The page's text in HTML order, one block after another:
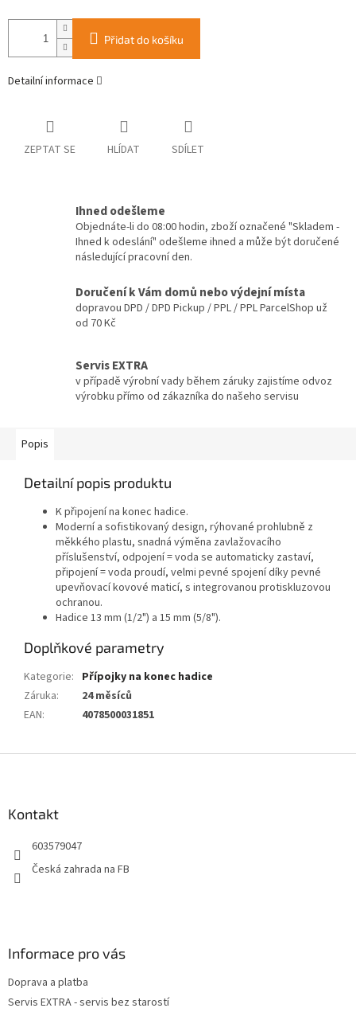
Přidat do košíku
Detailní informace
ZEPTAT SE HLÍDAT SDÍLET
Ihned odešleme
Objednáte-li do 08:00 hodin, zboží označené "Skladem -
Ihned k odeslání" odešleme ihned a může být doručené
následující pracovní den.
Doručení k Vám domů nebo výdejní místa
dopravou DPD / DPD Pickup / PPL / PPL ParcelShop už
od 70 Kč
Servis EXTRA
v případě výrobní vady během záruky zajistíme odvoz
výrobku přímo od zákazníka do našeho servisu
Popis
Detailní popis produktu
K připojení na konec hadice.
Moderní a sofistikovaný design, rýhované prohlubně z
měkkého plastu, snadná výměna zavlažovacího
příslušenství, odpojení = voda se automaticky zastaví,
připojení = voda proudí, velmi pevné spojení díky pevné
upevňovací kovové maticí, s integrovanou protiskluzovou
ochranou.
Hadice 13 mm (1/2") a 15 mm (5/8").
Doplňkové parametry
Kategorie: Přípojky na konec hadice
Záruka:
24 měsíců
EAN: 4078500031851
Kontakt
603579047
Česká zahrada na FB
Informace pro vás
Doprava a platba
Servis EXTRA - servis bez starostí